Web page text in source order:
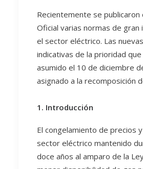
Recientemente se publicaron
Oficial varias normas de gran
el sector eléctrico. Las
indicativas de la prioridad
asumido el 10 de diciembre
asignado a la recomposición
1. Introducción
El congelamiento de precios
sector eléctrico mantenido
doce años al amparo de la